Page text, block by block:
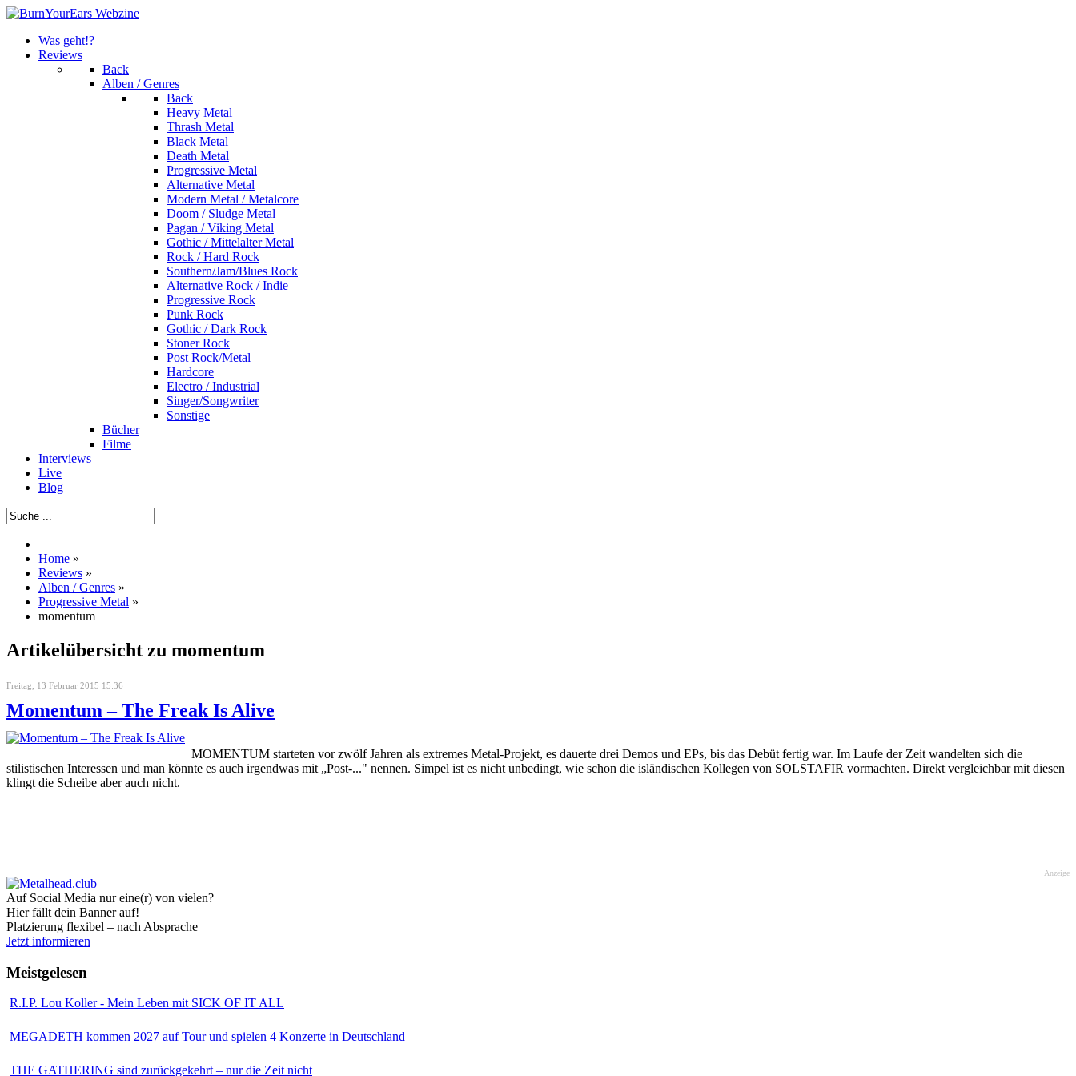
Was geht!?
Reviews
Back
Alben / Genres
Back
Heavy Metal
Thrash Metal
Black Metal
Death Metal
Progressive Metal
Alternative Metal
Modern Metal / Metalcore
Doom / Sludge Metal
Pagan / Viking Metal
Gothic / Mittelalter Metal
Rock / Hard Rock
Southern/Jam/Blues Rock
Alternative Rock / Indie
Progressive Rock
Punk Rock
Gothic / Dark Rock
Stoner Rock
Post Rock/Metal
Hardcore
Electro / Industrial
Singer/Songwriter
Sonstige
Bücher
Filme
Interviews
Live
Blog
Home »
Reviews »
Alben / Genres »
Progressive Metal »
momentum
Artikelübersicht zu momentum
Freitag, 13 Februar 2015 15:36
Momentum – The Freak Is Alive
MOMENTUM starteten vor zwölf Jahren als extremes Metal-Projekt, es dauerte drei Demos und EPs, bis das Debüt fertig war. Im Laufe der Zeit wandelten sich die
stilistischen Interessen und man könnte es auch irgendwas mit „Post-..." nennen. Simpel ist es nicht unbedingt, wie schon die isländischen Kollegen von SOLSTAFIR vormachten. Direkt vergleichbar mit diesen
klingt die Scheibe aber auch nicht.
Anzeige
Auf Social Media nur eine(r) von vielen?
Hier fällt dein Banner auf!
Platzierung flexibel – nach Absprache
Jetzt informieren
Meistgelesen
R.I.P. Lou Koller - Mein Leben mit SICK OF IT ALL
MEGADETH kommen 2027 auf Tour und spielen 4 Konzerte in Deutschland
THE GATHERING sind zurückgekehrt – nur die Zeit nicht